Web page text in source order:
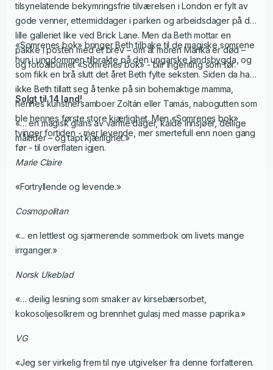
tilsynelatende bekymringsfrie tilværelsen i London er fylt av
gode venner, ettermiddager i parken og arbeidsdager på det
lille galleriet like ved Brick Lane. Men da Beth mottar en
pakke i posten med et brev – om at moren Marika er død –
og fotoalbumet «Somrenes bok» - blir ingenting som før.
«Somrenes bok» bringer Beth tilbake til de magiske somrene
hun i ungdommen tilbrakte på den ungarske landsbygda, og
som fikk en brå slutt det året Beth fylte seksten. Siden da har
ikke Beth tillatt seg å tenke på sin bohemaktige mamma,
hennes kunstnersamboer Zoltán eller Tamás, nabogutten som
ble hennes første store kjærlighet. Men «Somrenes bok»
tvinger fortiden - mer levende, mer smertefull enn noen gang
før - til overflaten igjen.
Solgt til 14 land!
«… en magisk glans av varme dager, kalde innsjøer, deilige
måltider – og tapt kjærlighet.»
Marie Claire
«Fortryllende og levende.»
Cosmopolitan
«... en lettlest og sjarmerende sommerbok om livets mange
irrganger.»
Norsk Ukeblad
«… deilig lesning som smaker av kirsebærsorbet,
kokosoljesolkrem og brennhet gulasj med masse paprika.»
VG
«Jeg ser virkelig frem til nye utgivelser fra denne forfatteren.